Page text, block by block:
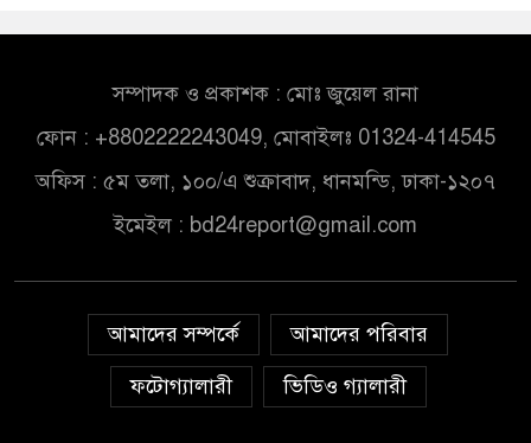
সম্পাদক ও প্রকাশক : মোঃ জুয়েল রানা
ফোন : +8802222243049, মোবাইলঃ 01324-414545
অফিস : ৫ম তলা, ১০০/এ শুক্রাবাদ, ধানমন্ডি, ঢাকা-১২০৭
ইমেইল : bd24report@gmail.com
আমাদের সম্পর্কে
আমাদের পরিবার
ফটোগ্যালারী
ভিডিও গ্যালারী